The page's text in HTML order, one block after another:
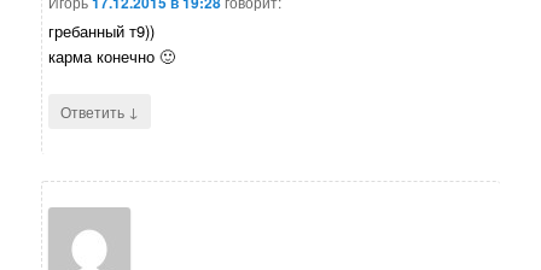
гребанный т9))
карма конечно 🙂
Ответить ↓